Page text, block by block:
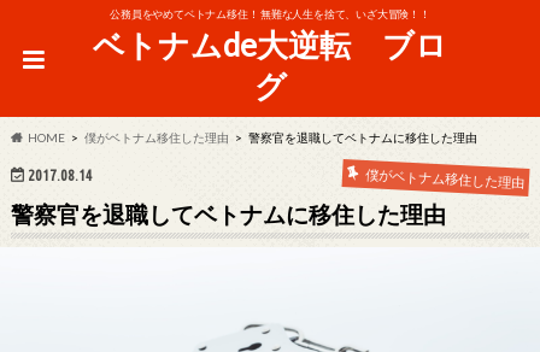
公務員をやめてベトナム移住！ 無難な人生を捨て、いざ大冒険！！
ベトナムde大逆転 ブロ
グ
HOME 僕がベトナム移住した理由 警察官を退職してベトナムに移住した理由
2017.08.14 僕がベトナム移住した理由
警察官を退職してベトナムに移住した理由